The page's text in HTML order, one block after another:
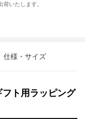
いたします。
仕様・サイズ
ト用ラッピング